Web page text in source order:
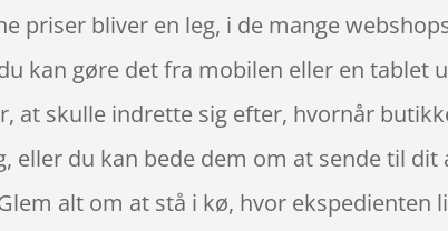
priser bliver en leg, i de mange
kan gøre det fra mobilen eller en tablet
at skulle indrette sig efter, hvornår
eller du kan bede dem om at sende til
alt om at stå i kø, hvor ekspedienten